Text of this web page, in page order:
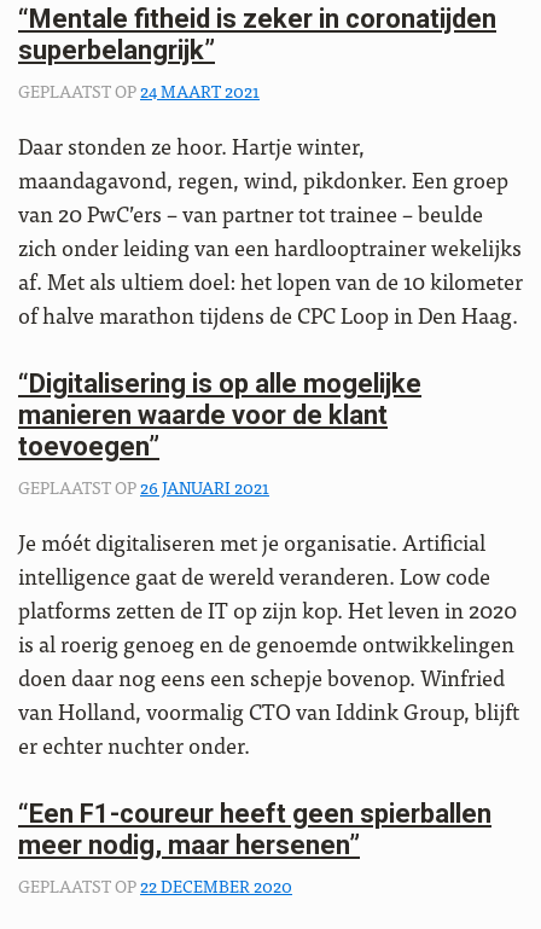
“Mentale fitheid is zeker in coronatijden
superbelangrijk”
GEPLAATST OP24 MAART 2021
Daar stonden ze hoor. Hartje winter,
maandagavond, regen, wind, pikdonker. Een groep
van 20 PwC’ers – van partner tot trainee – beulde
zich onder leiding van een hardlooptrainer wekelijks
af. Met als ultiem doel: het lopen van de 10 kilometer
of halve marathon tijdens de CPC Loop in Den Haag.
“Digitalisering is op alle mogelijke
manieren waarde voor de klant
toevoegen”
GEPLAATST OP26 JANUARI 2021
Je móét digitaliseren met je organisatie. Artificial
intelligence gaat de wereld veranderen. Low code
platforms zetten de IT op zijn kop. Het leven in 2020
is al roerig genoeg en de genoemde ontwikkelingen
doen daar nog eens een schepje bovenop. Winfried
van Holland, voormalig CTO van Iddink Group, blijft
er echter nuchter onder.
“Een F1-coureur heeft geen spierballen
meer nodig, maar hersenen”
GEPLAATST OP22 DECEMBER 2020